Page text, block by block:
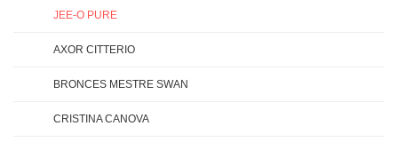
JEE-O PURE
AXOR CITTERIO
BRONCES MESTRE SWAN
CRISTINA CANOVA